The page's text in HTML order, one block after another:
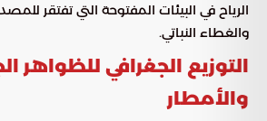
الرياح في البيئات المفتوحة التي تفتقر
والغطاء النباتي.
التوزيع الجغرافي للظواهر
والأمطار